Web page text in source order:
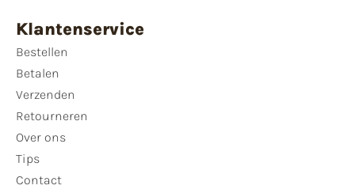
Klantenservice
Bestellen
Betalen
Verzenden
Retourneren
Over ons
Tips
Contact